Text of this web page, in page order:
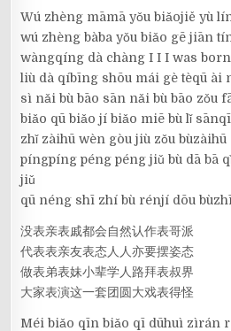
Wú zhèng māmā yǒu biǎojiě yù
wú zhèng bàba yǒu biǎo gē jiān
wàngqíng dà chàng I I I was
liù dà qíbīng shōu mái gè tèqū ài
sì nǎi bù bāo sān nǎi bù bāo zǒu
biǎo qū biǎo jí biǎo miē bù lǐ
zhǐ zàihū wèn gòu jiù zǒu bùzàihū
píngpíng péng péng jiǔ bù dā bā
jiǔ
qū néng shī zhí bù rénjí dōu
没表亲表戚都会自然认作表哥派
代表表亲友表态人人亦要摆姿态
做表弟表妹小辈学人路拜表叔界
大家表演这一套团圆大戏表得怪
Méi biǎo qīn biǎo qī dūhuì zìrán